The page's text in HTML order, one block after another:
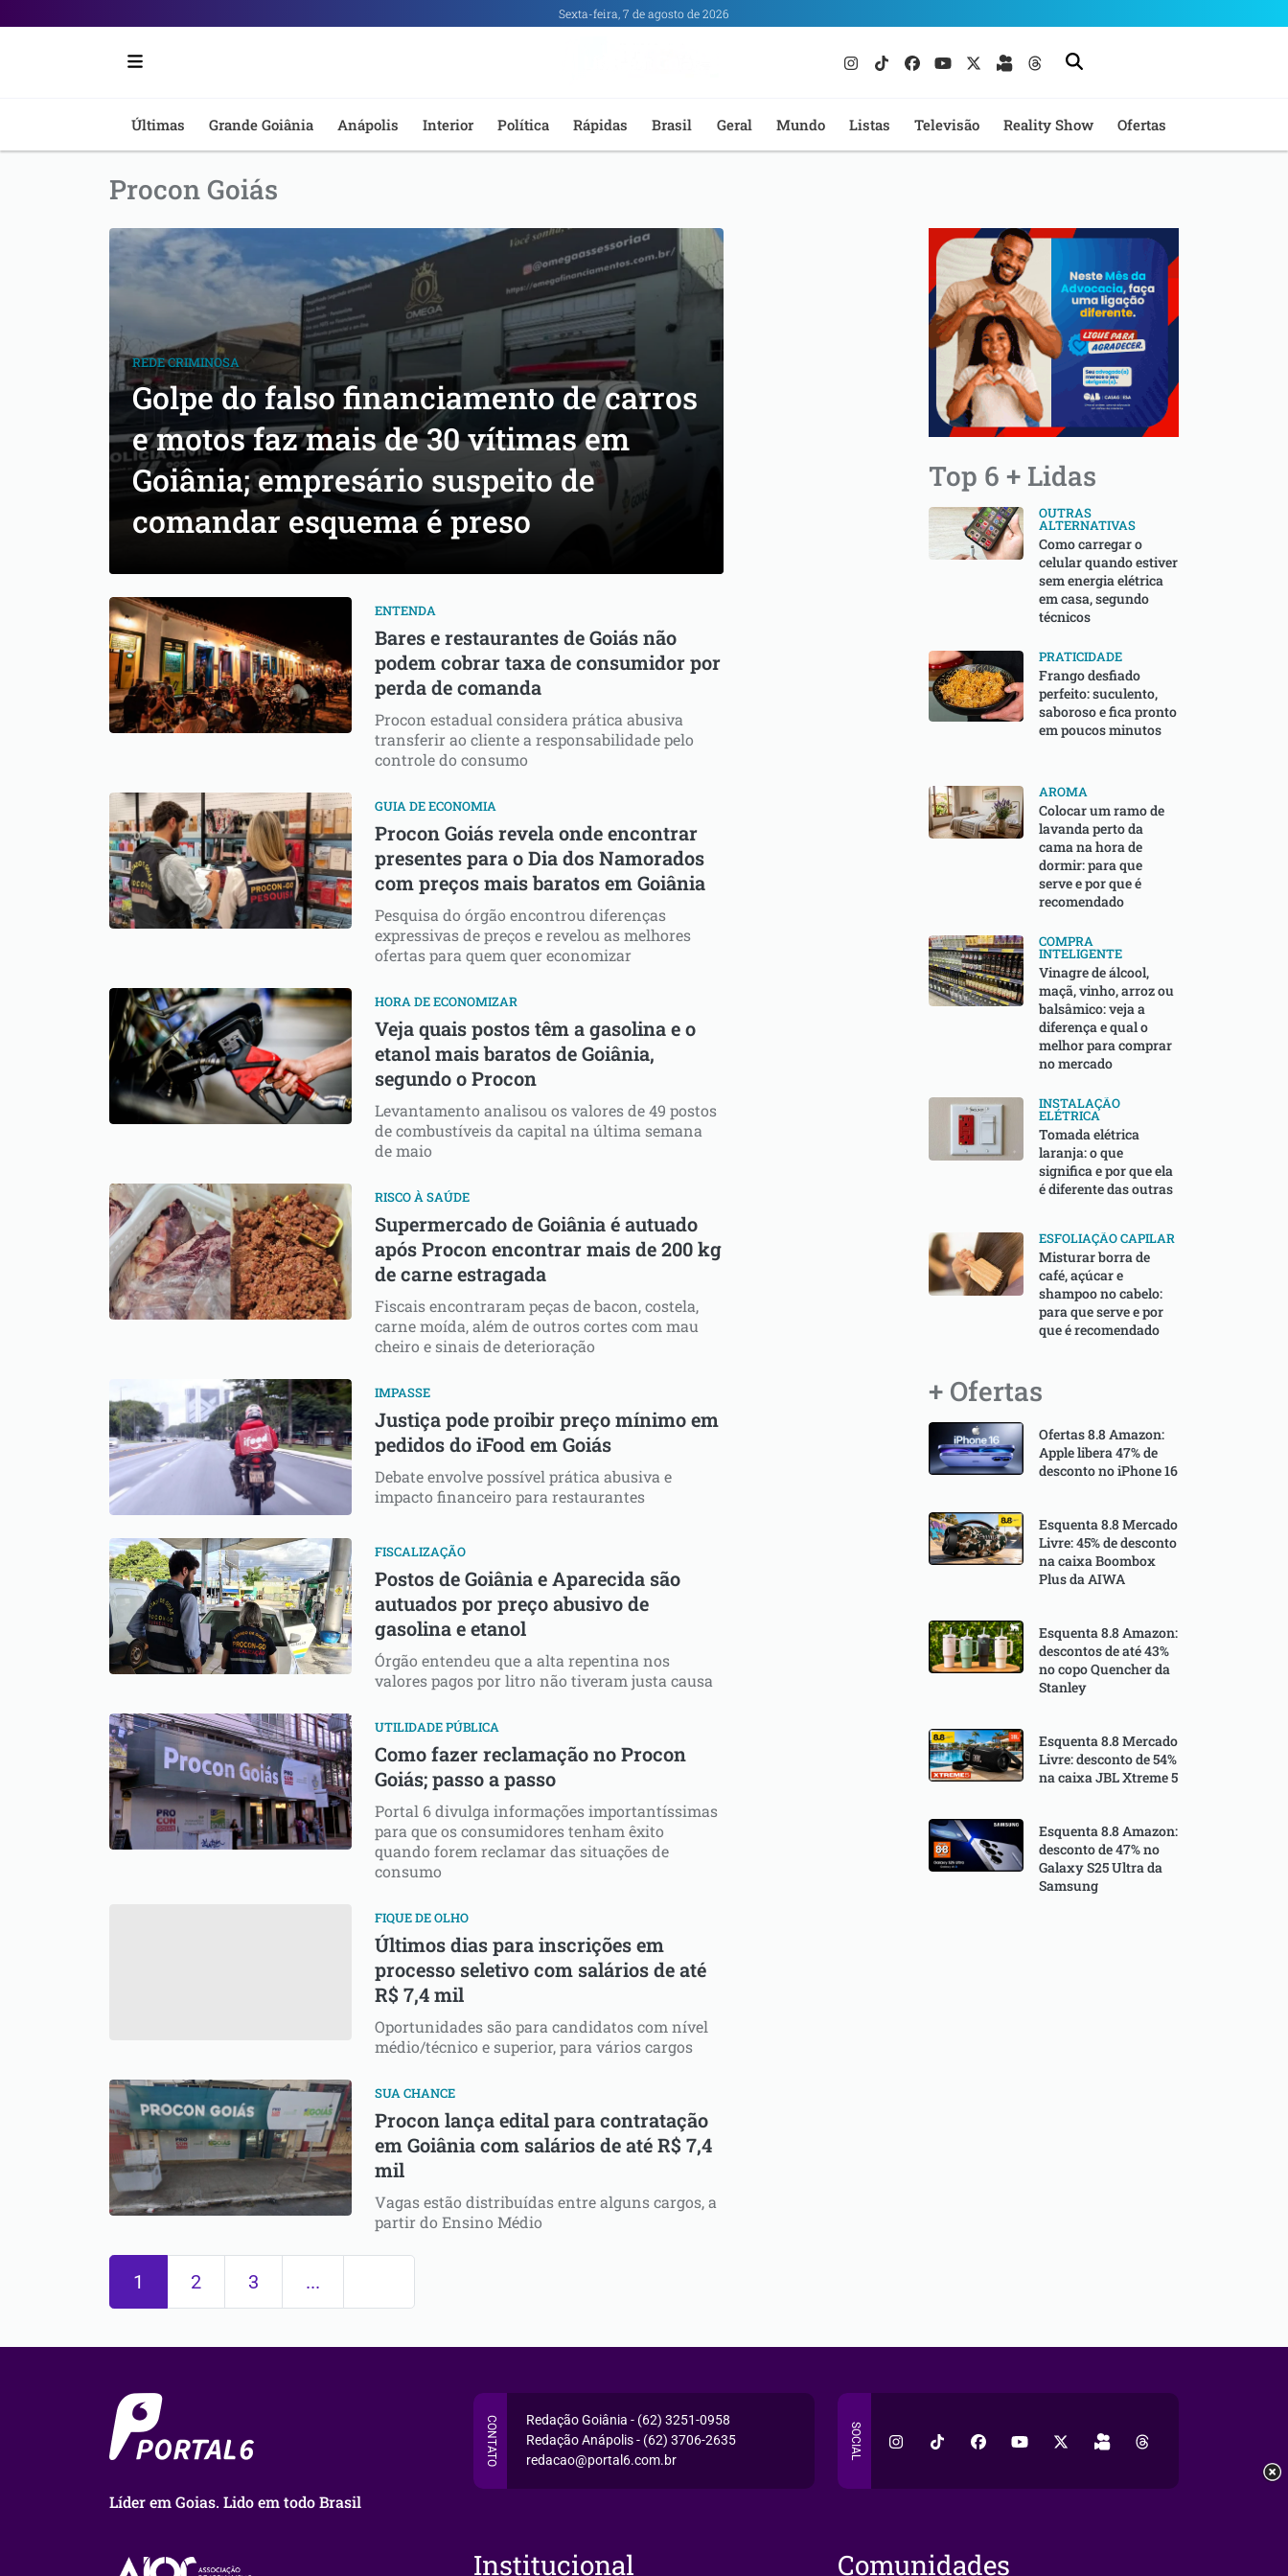
Portal
Notícias
Anápolis
Sexta-feira, 7 de agosto de 2026
Últimas Grande Goiânia Anápolis Interior Política Rápidas Brasil Geral Mundo Listas Televisão Reality Show Ofertas
Procon Goiás
REDE CRIMINOSA
Golpe do falso financiamento de carros
e motos faz mais de 30 vítimas em
Goiânia; empresário suspeito de
comandar esquema é preso
ENTENDA
Bares e restaurantes de Goiás não
podem cobrar taxa de consumidor por
perda de comanda
Procon estadual considera prática abusiva
transferir ao cliente a responsabilidade pelo
controle do consumo
GUIA DE ECONOMIA
Procon Goiás revela onde encontrar
presentes para o Dia dos Namorados
com preços mais baratos em Goiânia
Pesquisa do órgão encontrou diferenças
expressivas de preços e revelou as melhores
ofertas para quem quer economizar
HORA DE ECONOMIZAR
Veja quais postos têm a gasolina e o
etanol mais baratos de Goiânia,
segundo o Procon
Levantamento analisou os valores de 49 postos
de combustíveis da capital na última semana
de maio
RISCO À SAÚDE
Supermercado de Goiânia é autuado
após Procon encontrar mais de 200 kg
de carne estragada
Fiscais encontraram peças de bacon, costela,
carne moída, além de outros cortes com mau
cheiro e sinais de deterioração
IMPASSE
Justiça pode proibir preço mínimo em
pedidos do iFood em Goiás
Debate envolve possível prática abusiva e
impacto financeiro para restaurantes
FISCALIZAÇÃO
Postos de Goiânia e Aparecida são
autuados por preço abusivo de
gasolina e etanol
Órgão entendeu que a alta repentina nos
valores pagos por litro não tiveram justa causa
UTILIDADE PÚBLICA
Como fazer reclamação no Procon
Goiás; passo a passo
Portal 6 divulga informações importantíssimas
para que os consumidores tenham êxito
quando forem reclamar das situações de
consumo
FIQUE DE OLHO
Últimos dias para inscrições em
processo seletivo com salários de até
R$ 7,4 mil
Oportunidades são para candidatos com nível
médio/técnico e superior, para vários cargos
SUA CHANCE
Procon lança edital para contratação
em Goiânia com salários de até R$ 7,4
mil
Vagas estão distribuídas entre alguns cargos, a
partir do Ensino Médio
1 2 3 ...
Top 6 + Lidas
OUTRAS
ALTERNATIVAS
Como carregar o
celular quando estiver
sem energia elétrica
em casa, segundo
técnicos
PRATICIDADE
Frango desfiado
perfeito: suculento,
saboroso e fica pronto
em poucos minutos
AROMA
Colocar um ramo de
lavanda perto da
cama na hora de
dormir: para que
serve e por que é
recomendado
COMPRA
INTELIGENTE
Vinagre de álcool,
maçã, vinho, arroz ou
balsâmico: veja a
diferença e qual o
melhor para comprar
no mercado
INSTALAÇÃO
ELÉTRICA
Tomada elétrica
laranja: o que
significa e por que ela
é diferente das outras
ESFOLIAÇÃO CAPILAR
Misturar borra de
café, açúcar e
shampoo no cabelo:
para que serve e por
que é recomendado
+ Ofertas
Ofertas 8.8 Amazon:
Apple libera 47% de
desconto no iPhone 16
Esquenta 8.8 Mercado
Livre: 45% de desconto
na caixa Boombox
Plus da AIWA
Esquenta 8.8 Amazon:
descontos de até 43%
no copo Quencher da
Stanley
Esquenta 8.8 Mercado
Livre: desconto de 54%
na caixa JBL Xtreme 5
Esquenta 8.8 Amazon:
desconto de 47% no
Galaxy S25 Ultra da
Samsung
Líder em Goias. Lido em todo Brasil
CONTATO
Redação Goiânia - (62) 3251-0958
Redação Anápolis - (62) 3706-2635
redacao@portal6.com.br
SOCIAL
Institucional Comunidades